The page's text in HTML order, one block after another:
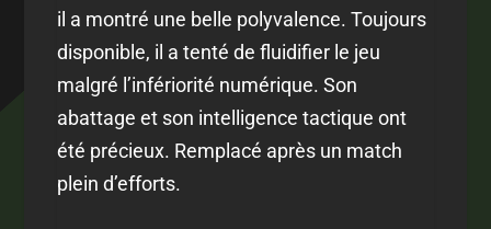
il a montré une belle polyvalence. Toujours
disponible, il a tenté de fluidifier le jeu
malgré l’infériorité numérique. Son
abattage et son intelligence tactique ont
été précieux. Remplacé après un match
plein d’efforts.